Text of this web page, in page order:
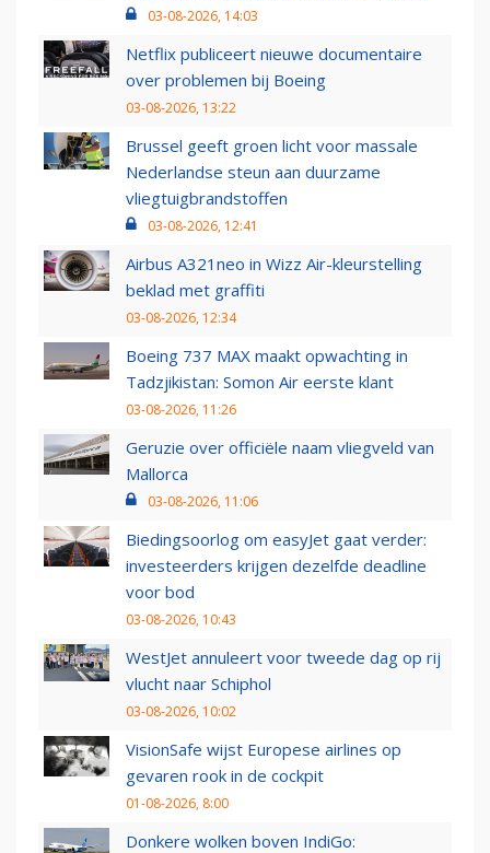
03-08-2026, 14:03
Netflix publiceert nieuwe documentaire
over problemen bij Boeing
03-08-2026, 13:22
Brussel geeft groen licht voor massale
Nederlandse steun aan duurzame
vliegtuigbrandstoffen
03-08-2026, 12:41
Airbus A321neo in Wizz Air-kleurstelling
beklad met graffiti
03-08-2026, 12:34
Boeing 737 MAX maakt opwachting in
Tadzjikistan: Somon Air eerste klant
03-08-2026, 11:26
Geruzie over officiële naam vliegveld van
Mallorca
03-08-2026, 11:06
Biedingsoorlog om easyJet gaat verder:
investeerders krijgen dezelfde deadline
voor bod
03-08-2026, 10:43
WestJet annuleert voor tweede dag op rij
vlucht naar Schiphol
03-08-2026, 10:02
VisionSafe wijst Europese airlines op
gevaren rook in de cockpit
01-08-2026, 8:00
Donkere wolken boven IndiGo: